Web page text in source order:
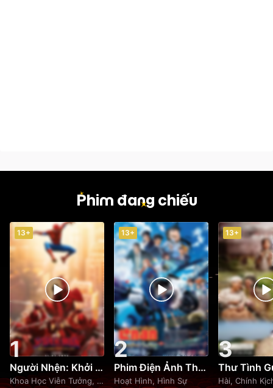
Phim đang chiếu
13+
1
Người Nhện: Khởi Đầu Mới
Khoa Học Viễn Tưởng, Phiêu Lưu
13+
2
Phim Điện Ảnh Thám Tử Lừng Danh Conan: Thiên Thần Sa Ngã Trên Xa Lộ
Hoạt Hình, Hình Sự
13+
3
Thư Tình
Hài, Chính